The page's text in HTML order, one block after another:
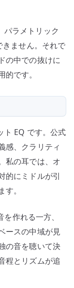
ラメトリック
ません。それで
の中での抜けに
です。
EQ です。公式
感、クラリティ
私の耳では、オ
的にミドルが引
。
作れる一方、
ースの中域が見
の音を聴いて決
程とリズムが追